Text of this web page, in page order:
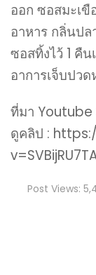
ออก ซอสมะเขื
อาหาร กลิ่นปล
ซอสทิ้งไว้ 1 คื
อาการเจ็บปว
ที่มา
ดูคลิป :
Post Views: